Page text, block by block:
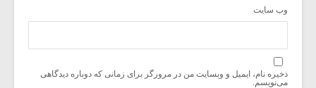
وب‌ سایت
ذخیره نام، ایمیل و وبسایت من در مرورگر برای زمانی که دوباره دیدگاهی
می‌نویسم.